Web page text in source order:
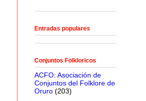
Entradas populares
Conjuntos Folkloricos
ACFO: Asociación de
Conjuntos del Folklore de
Oruro (203)